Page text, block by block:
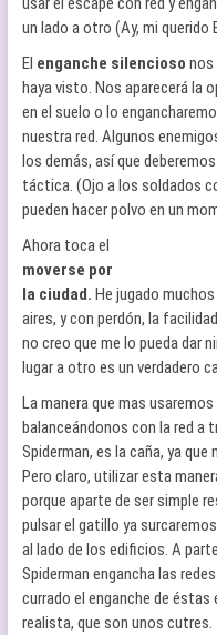
un lado a otro (Ay, mi querido
El enganche silencioso nos
haya visto. Nos aparecerá la
en el suelo o lo
nuestra red. Algunos
los demás, así que
táctica. (Ojo a los soldados
pueden hacer polvo en un
Ahora toca el
moverse por
la ciudad. He jugado
aires, y con perdón, la
no creo que me lo pueda dar
lugar a otro es un verdadero
La manera que mas
balanceándonos con la red a
Spiderman, es la caña, ya
Pero claro, utilizar esta
porque aparte de ser simple
pulsar el gatillo ya
al lado de los edificios. A
Spiderman engancha las
currado el enganche de
realista, que son unos cutres.